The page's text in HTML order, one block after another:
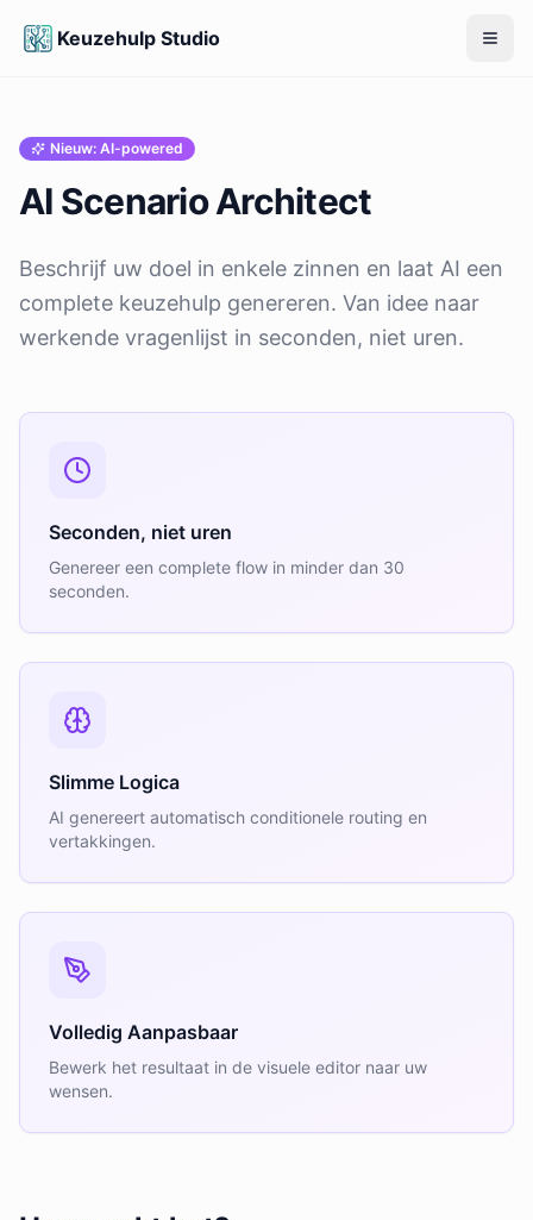
Keuzehulp Studio
Nieuw: AI-powered
AI Scenario Architect
Beschrijf uw doel in enkele zinnen en laat AI een
complete keuzehulp genereren. Van idee naar
werkende vragenlijst in seconden, niet uren.
Seconden, niet uren
Genereer een complete flow in minder dan 30
seconden.
Slimme Logica
AI genereert automatisch conditionele routing en
vertakkingen.
Volledig Aanpasbaar
Bewerk het resultaat in de visuele editor naar uw
wensen.